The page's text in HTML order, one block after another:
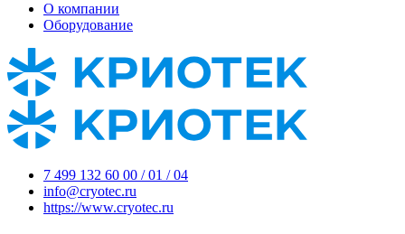
О компании
Оборудование
7 499 132 60 00 / 01 / 04
info@cryotec.ru
https://www.cryotec.ru